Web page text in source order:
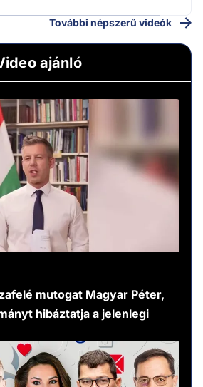
További népszerű videók
ajánló
mutogat Magyar Péter,
hibáztatja a jelenlegi